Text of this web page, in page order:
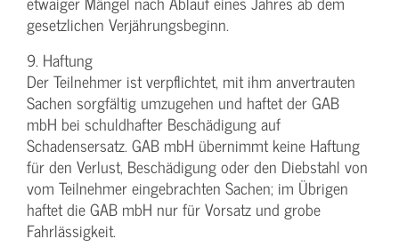
gesetzlichen Verjährungsbeginn.
9. Haftung
Der Teilnehmer ist verpflichtet, mit ihm anvertrauten
Sachen sorgfältig umzugehen und haftet der GAB
mbH bei schuldhafter Beschädigung auf
Schadensersatz. GAB mbH übernimmt keine Haftung
für den Verlust, Beschädigung oder den Diebstahl von
vom Teilnehmer eingebrachten Sachen; im Übrigen
haftet die GAB mbH nur für Vorsatz und grobe
Fahrlässigkeit.